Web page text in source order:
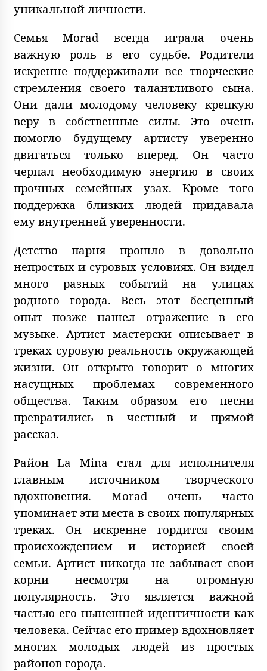
уникальной личности.
Семья Morad всегда играла очень
важную роль в его судьбе. Родители
искренне поддерживали все творческие
стремления своего талантливого сына.
Они дали молодому человеку крепкую
веру в собственные силы. Это очень
помогло будущему артисту уверенно
двигаться только вперед. Он часто
черпал необходимую энергию в своих
прочных семейных узах. Кроме того
поддержка близких людей придавала
ему внутренней уверенности.
Детство парня прошло в довольно
непростых и суровых условиях. Он видел
много разных событий на улицах
родного города. Весь этот бесценный
опыт позже нашел отражение в его
музыке. Артист мастерски описывает в
треках суровую реальность окружающей
жизни. Он открыто говорит о многих
насущных проблемах современного
общества. Таким образом его песни
превратились в честный и прямой
рассказ.
Район La Mina стал для исполнителя
главным источником творческого
вдохновения. Morad очень часто
упоминает эти места в своих популярных
треках. Он искренне гордится своим
происхождением и историей своей
семьи. Артист никогда не забывает свои
корни несмотря на огромную
популярность. Это является важной
частью его нынешней идентичности как
человека. Сейчас его пример вдохновляет
многих молодых людей из простых
районов города.